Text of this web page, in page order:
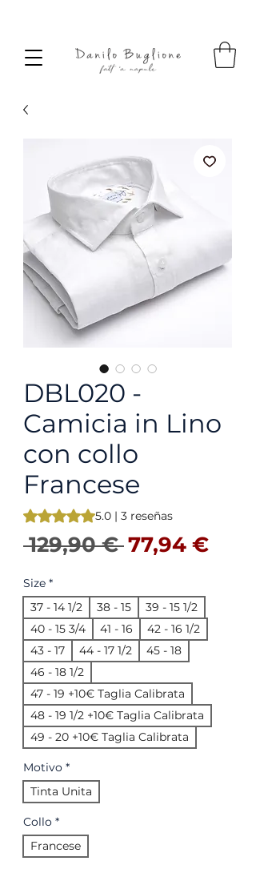
DBL020 -
Camicia in Lino
con collo
Francese
Según 3 reseñas, la calificación es de
5.0 | 3 reseñas
129,90 € Precio
77,94 €
Size *
37 - 14 1/2
38 - 15
39 - 15 1/2
40 - 15 3/4
41 - 16
42 - 16 1/2
43 - 17
44 - 17 1/2
45 - 18
46 - 18 1/2
47 - 19 +10€ Taglia Calibrata
48 - 19 1/2 +10€ Taglia Calibrata
49 - 20 +10€ Taglia Calibrata
Motivo *
Tinta Unita
Collo *
Francese